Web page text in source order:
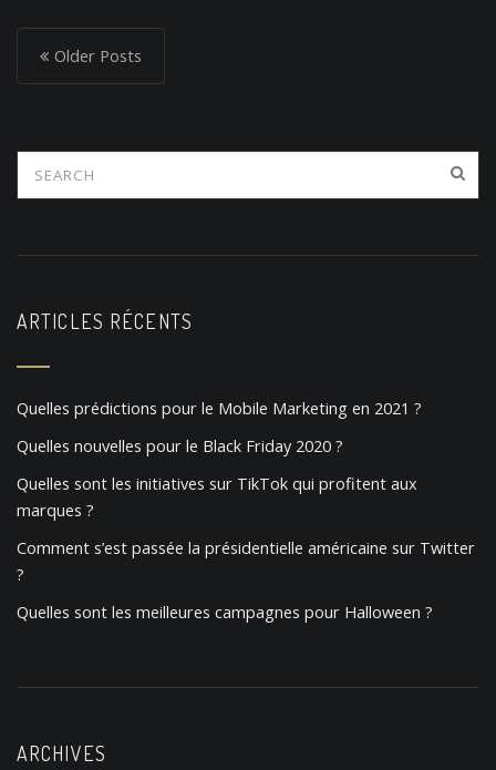
P
s
n
i
t
i
o
n
Older Posts
ARTICLES RÉCENTS
Quelles prédictions pour le Mobile Marketing en 2021 ?
Quelles nouvelles pour le Black Friday 2020 ?
Quelles sont les initiatives sur TikTok qui profitent aux
marques ?
Comment s’est passée la présidentielle américaine sur Twitter
?
Quelles sont les meilleures campagnes pour Halloween ?
ARCHIVES